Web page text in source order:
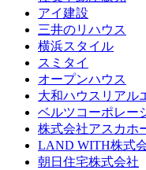
アイ建設
三井のリハウス
横浜スタイル
スミタイ
オープンハウス
大和ハウスリアル
ベルツコーポレー
株式会社アスカホ
LAND WITH株式
朝日住宅株式会社